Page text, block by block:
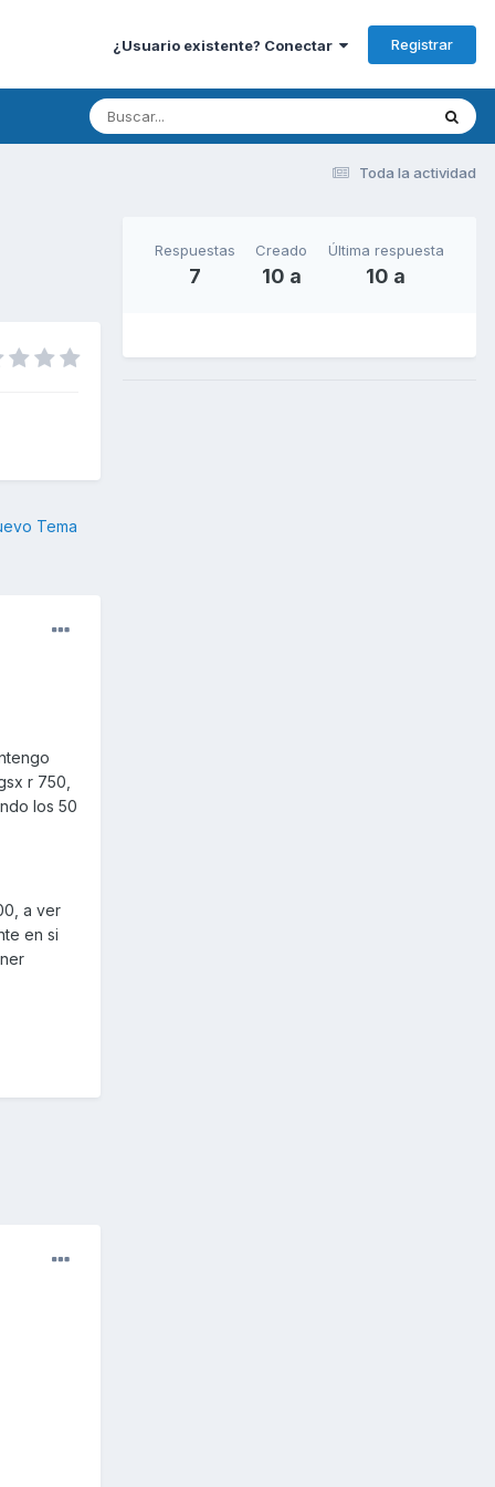
¿Usuario existente? Conectar Registrar
Toda la actividad
Tema
r 750,
los 50
a ver
en si
Respuestas
7
Creado
10 a
Última respuesta
10 a